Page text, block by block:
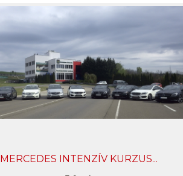
MERCEDES INTENZÍV KURZUS...